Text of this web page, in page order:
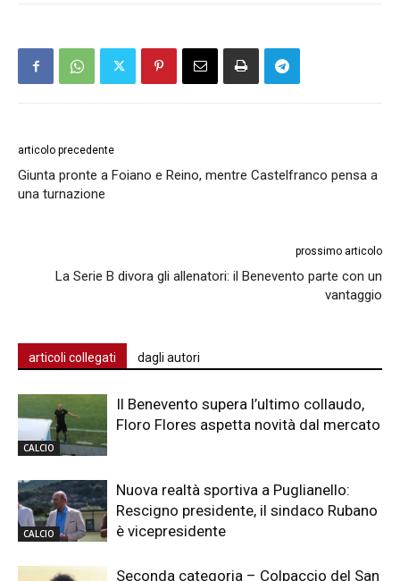
articolo precedente
Giunta pronte a Foiano e Reino, mentre Castelfranco pensa a
una turnazione
prossimo articolo
La Serie B divora gli allenatori: il Benevento parte con un
vantaggio
articoli collegati dagli autori
CALCIO
Il Benevento supera l’ultimo collaudo,
Floro Flores aspetta novità dal mercato
CALCIO
Nuova realtà sportiva a Puglianello:
Rescigno presidente, il sindaco Rubano
è vicepresidente
Seconda categoria – Colpaccio del San